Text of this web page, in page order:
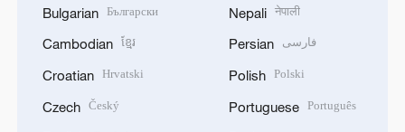
Bulgarian Български
Cambodian ខ្មែរ
Croatian Hrvatski
Czech Český
Nepali नेपाली
Persian فارسی
Polish Polski
Portuguese Português